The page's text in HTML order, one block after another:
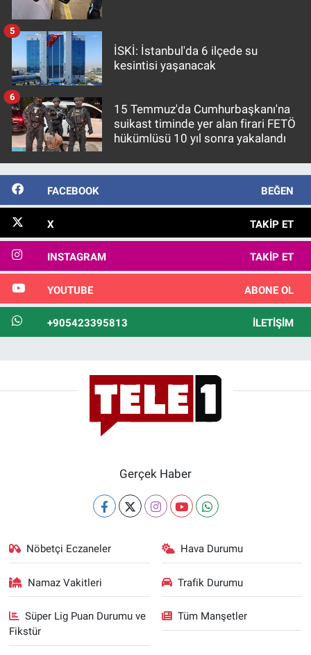
İSKİ: İstanbul'da 6 ilçede su
kesintisi yaşanacak
5
15 Temmuz'da Cumhurbaşkanı'na
suikast timinde yer alan firari FETÖ
hükümlüsü 10 yıl sonra yakalandı
6
FACEBOOK BEĞEN
X TAKIP ET
INSTAGRAM TAKIP ET
YOUTUBE ABONE OL
+905423395813 İLETIŞIM
Gerçek Haber
Nöbetçi Eczaneler Hava Durumu
Namaz Vakitleri Trafik Durumu
Süper Lig Puan Durumu ve
Fikstür
Tüm Manşetler